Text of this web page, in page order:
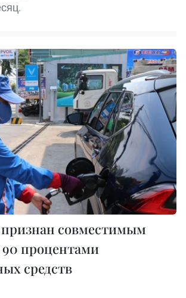
признан совместимым
90 процентами
средств